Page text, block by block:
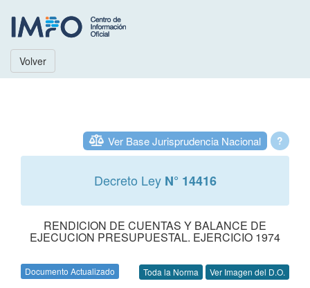
Volver
?
Ver Base Jurisprudencia Nacional
Decreto Ley N° 14416
RENDICION DE CUENTAS Y BALANCE DE
EJECUCION PRESUPUESTAL. EJERCICIO 1974
Documento Actualizado Toda la Norma Ver Imagen del D.O.